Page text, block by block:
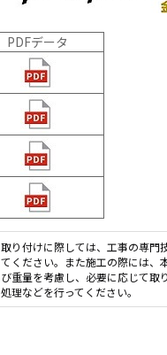
PDFデータ
取り付けに際しては、工事の専門
てください。また施工の際には、
び重量を考慮し、必要に応じて取
処理などを行ってください。